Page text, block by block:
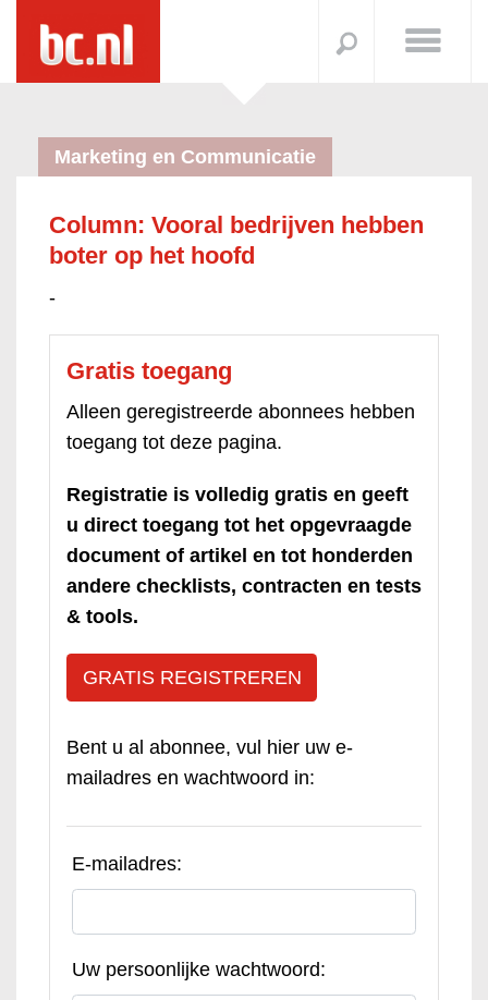
Marketing en Communicatie
Column: Vooral bedrijven hebben
boter op het hoofd
-
Gratis toegang
Alleen geregistreerde abonnees hebben
toegang tot deze pagina.
Registratie is volledig gratis en geeft
u direct toegang tot het opgevraagde
document of artikel en tot honderden
andere checklists, contracten en tests
& tools.
GRATIS REGISTREREN
Bent u al abonnee, vul hier uw e-
mailadres en wachtwoord in:
E-mailadres:
Uw persoonlijke wachtwoord: